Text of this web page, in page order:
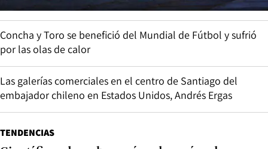
Concha y Toro se benefició del Mundial de Fútbol y sufrió
por las olas de calor
Las galerías comerciales en el centro de Santiago del
embajador chileno en Estados Unidos, Andrés Ergas
TENDENCIAS